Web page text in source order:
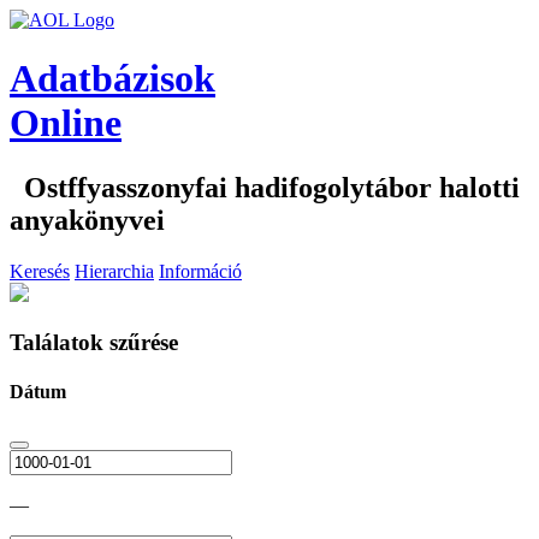
Adatbázisok
Online
Ostffyasszonyfai hadifogolytábor halotti
anyakönyvei
Keresés Hierarchia Információ
Találatok szűrése
Dátum
—